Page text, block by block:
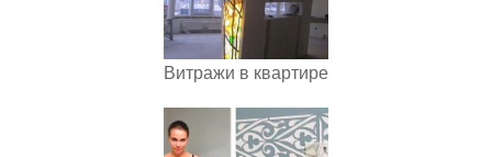
Витражи в квартире